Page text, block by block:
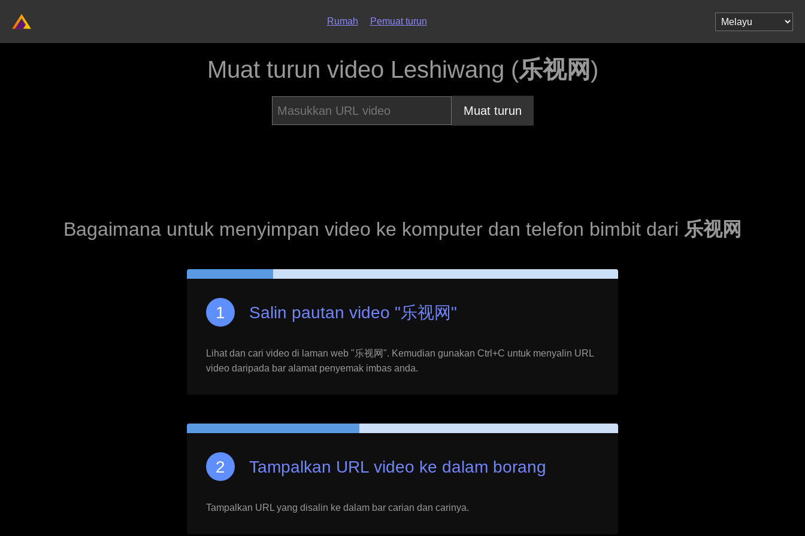
Rumah Pemuat turun
Muat turun video Leshiwang (乐视网)
Muat turun
Bagaimana untuk menyimpan video ke komputer dan telefon bimbit dari 乐视网
Salin pautan video "乐视网"
Lihat dan cari video di laman web "乐视网". Kemudian gunakan Ctrl+C untuk menyalin URL
video daripada bar alamat penyemak imbas anda.
Tampalkan URL video ke dalam borang
Tampalkan URL yang disalin ke dalam bar carian dan carinya.